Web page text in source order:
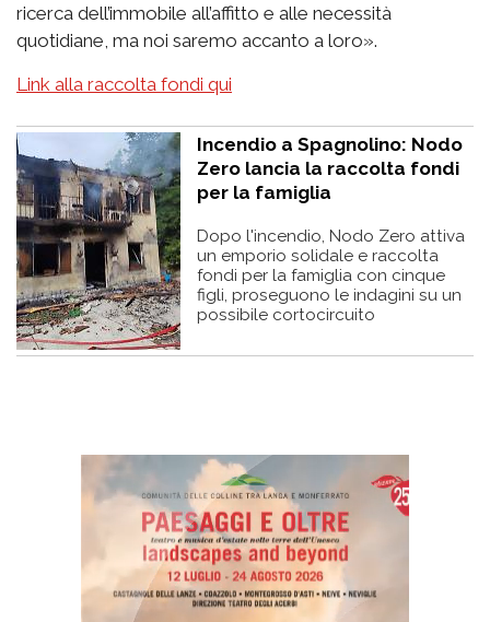
ricerca dell’immobile all’affitto e alle necessità
quotidiane, ma noi saremo accanto a loro».
Link alla raccolta fondi qui
Incendio a Spagnolino: Nodo
Zero lancia la raccolta fondi
per la famiglia
Dopo l'incendio, Nodo Zero attiva
un emporio solidale e raccolta
fondi per la famiglia con cinque
figli, proseguono le indagini su un
possibile cortocircuito